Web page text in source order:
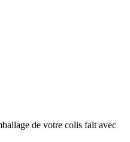
de votre colis fait avec